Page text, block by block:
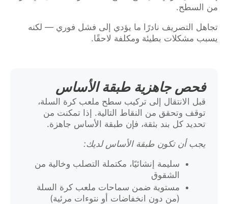
من السطح.
تجاهل التصريف نادرًا ما يؤدي إلى فشل فوري — لكنه
يسبب مشكلات بطيئة ومكلفة لاحقًا.
فحص جاهزية طبقة الأساس
قبل الانتقال إلى تركيب سطح ملعب كرة السلة،
توقف وتحقق من النقاط التالية. إذا تمكنت من
تحديد كل بند بثقة، فإن طبقة الأساس جاهزة.
يجب أن تكون طبقة الأساس لديك:
سليمة إنشائيًا، مكتملة التصلب وخالية من
الشقوق
مستوية ضمن سماحات ملعب كرة السلة
(من دون انخفاضات أو نتوءات مرئية)